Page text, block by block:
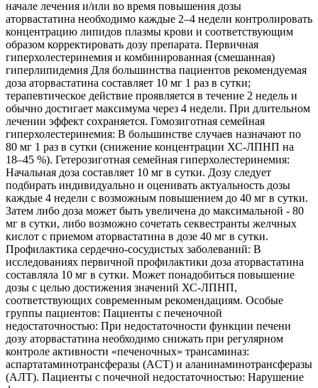
начале лечения и/или во время повышения дозы
аторвастатина необходимо каждые 2–4 недели контролировать
концентрацию липидов плазмы крови и соответствующим
образом корректировать дозу препарата. Первичная
гиперхолестеринемия и комбинированная (смешанная)
гиперлипидемия Для большинства пациентов рекомендуемая
доза аторвастатина составляет 10 мг 1 раз в сутки;
терапевтическое действие проявляется в течение 2 недель и
обычно достигает максимума через 4 недели. При длительном
лечении эффект сохраняется. Гомозиготная семейная
гиперхолестеринемия: В большинстве случаев назначают по
80 мг 1 раз в сутки (снижение концентрации ХС-ЛПНП на
18–45 %). Гетерозиготная семейная гиперхолестеринемия:
Начальная доза составляет 10 мг в сутки. Дозу следует
подбирать индивидуально и оценивать актуальность дозы
каждые 4 недели с возможным повышением до 40 мг в сутки.
Затем либо доза может быть увеличена до максимальной - 80
мг в сутки, либо возможно сочетать секвестранты желчных
кислот с приемом аторвастатина в дозе 40 мг в сутки.
Профилактика сердечно-сосудистых заболеваний: В
исследованиях первичной профилактики доза аторвастатина
составляла 10 мг в сутки. Может понадобиться повышение
дозы с целью достижения значений ХС-ЛПНП,
соответствующих современным рекомендациям. Особые
группы пациентов: Пациенты с печеночной
недостаточностью: При недостаточности функции печени
дозу аторвастатина необходимо снижать при регулярном
контроле активности «печеночных» трансаминаз:
аспартатаминотрансферазы (ACT) и аланинаминотрансферазы
(АЛТ). Пациенты с почечной недостаточностью: Нарушение